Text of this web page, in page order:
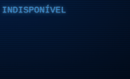
INDISPONÍVEL